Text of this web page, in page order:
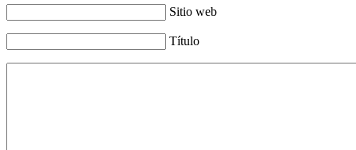
Sitio web
Título